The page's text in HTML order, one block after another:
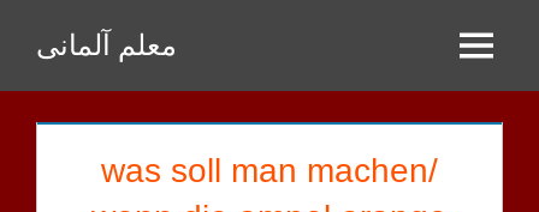
Inhalt
springen
معلم آلمانی Menu
was soll man machen/